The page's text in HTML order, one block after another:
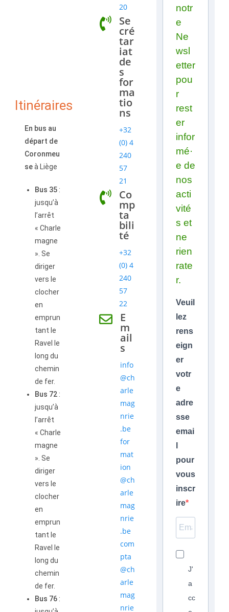
Itinéraires
En bus au
départ de
Coronmeu
seà Liège
Bus 35 :
jusqu’à
l’arrêt
« Charle
magne
». Se
diriger
vers le
clocher
en
emprun
tant le
Ravel le
long du
chemin
de fer.
Bus 72:
jusqu’à
l’arrêt
« Charle
magne
». Se
diriger
vers le
clocher
en
emprun
tant le
Ravel le
long du
chemin
de fer.
Bus 76:
20
Se
cré
tar
iat
de
s
for
ma
tio
ns
+32
(0) 4
240
57
21
Co
mp
ta
bili
té
+32
(0) 4
240
57
22
E
m
ail
s
info
@ch
arle
mag
nrie
.be
for
mat
ion
@ch
arle
mag
nrie
.be
com
pta
@ch
arle
mag
nrie
notr
e
Ne
wsl
etter
pou
r
rest
er
infor
mé·
e de
nos
acti
vité
s et
ne
rien
rate
r.
Veuil
lez
rens
eign
er
votr
e
adre
sse
emai
pour
vous
inscr
ire
J'
a
cc